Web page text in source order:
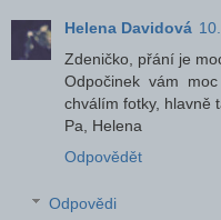
Helena Davidová
Zdeničko, přání je
Odpočinek vám
chválím fotky, hlavně
Pa, Helena
Odpovědět
Odpovědi